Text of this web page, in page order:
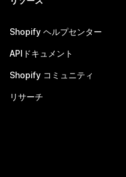
Shopify ヘルプセンター
APIドキュメント
Shopify コミュニティ
リサーチ